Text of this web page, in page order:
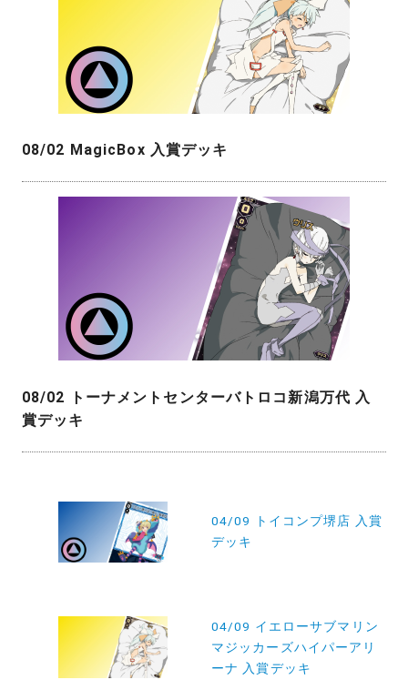
08/02 MagicBox 入賞デッキ
08/02 トーナメントセンターバトロコ新潟万代 入
賞デッキ
04/09 トイコンプ堺店 入賞
デッキ
04/09 イエローサブマリン
マジッカーズハイパーアリ
ーナ 入賞デッキ